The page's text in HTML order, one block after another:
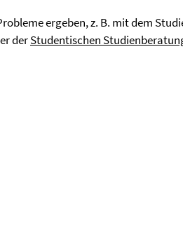
ergeben, z. B. mit dem
derStudentischen